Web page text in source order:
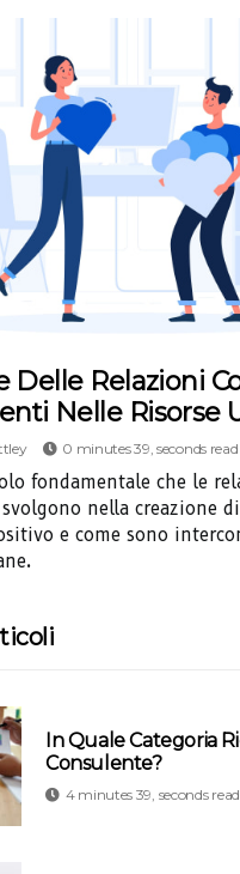
Delle Relazioni
Nelle Risorse
0 minutes 39, seconds read
fondamentale che le
nella creazione
e come sono
In Quale Categoria
Consulente?
4 minutes 39, seconds read